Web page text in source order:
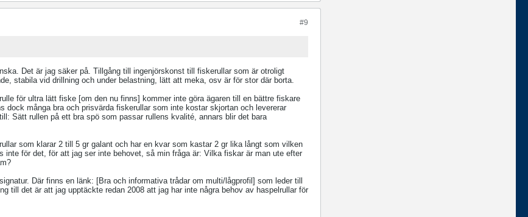
#9
Det är jag säker på. Tillgång till ingenjörskonst till fiskerullar som är otroligt
stabila vid drillning och under belastning, lätt att meka, osv är för stor där borta.
för ultra lätt fiske [om den nu finns] kommer inte göra ägaren till en bättre fiskare
dock många bra och prisvärda fiskerullar som inte kostar skjortan och levererar
Sätt rullen på ett bra spö som passar rullens kvalité, annars blir det bara
som klarar 2 till 5 gr galant och har en kvar som kastar 2 gr lika långt som vilken
inte för det, för att jag ser inte behovet, så min fråga är: Vilka fiskar är man ute efter
Där finns en länk: [Bra och informativa trådar om multi/lågprofil] som leder till
till det är att jag upptäckte redan 2008 att jag har inte några behov av haspelrullar för